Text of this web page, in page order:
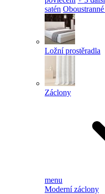
satén
Ložní prostěradla
Záclony
menu
Moderní záclony